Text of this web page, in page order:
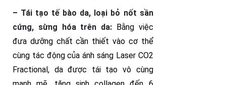
– Tái tạo tế bào da, loại bỏ nốt sần
cứng, sừng hóa trên da:
Bằng việc
đưa dưỡng chất cần thiết vào cơ thể
cùng tác động của ánh sáng Laser CO2
Fractional, da được tái tạo vô cùng